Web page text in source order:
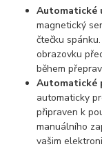
Automatické
magnetický
čtečku
obrazovku
během
Automatické
automaticky
připraven k
manuálního
vašim